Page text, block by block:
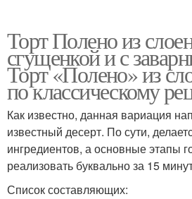
Торт Полено из
сгущенкой и с
Торт «Полено» из
по классическому
Как известно, данная вариация
известный десерт. По сути,
ингредиентов, а основные этапы
реализовать буквально за 15
Список составляющих: